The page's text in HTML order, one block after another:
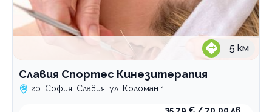
5 км
Славия Спортес Кинезитерапия
гр. София, Славия, ул. Коломан 1